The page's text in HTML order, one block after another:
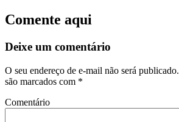
Comente aqui
Deixe um comentário
O seu endereço de e-mail não será publicado.
são marcados com *
Comentário